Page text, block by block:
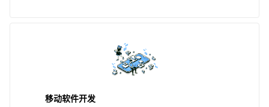
移动软件开发